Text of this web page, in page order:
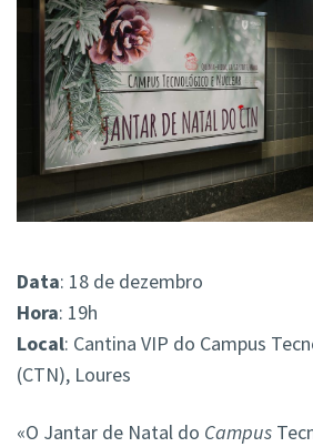
Data: 18 de dezembro
Hora: 19h
Local: Cantina VIP do Campus
(CTN), Loures
«O Jantar de Natal do Campus